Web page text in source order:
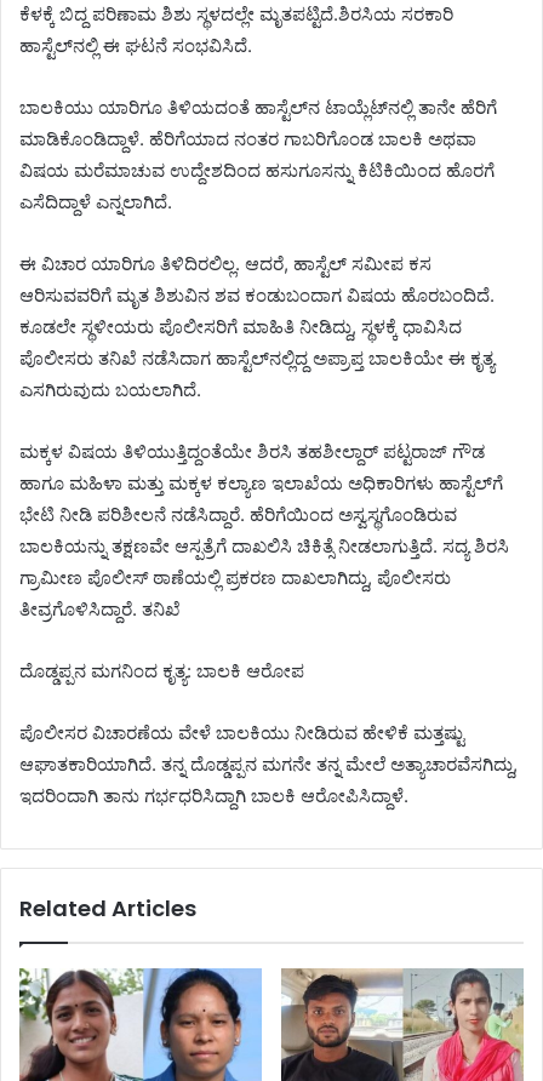
ಕೆಳಕ್ಕೆ ಬಿದ್ದ ಪರಿಣಾಮ ಶಿಶು ಸ್ಥಳದಲ್ಲೇ ಮೃತಪಟ್ಟಿದೆ.ಶಿರಸಿಯ ಸರಕಾರಿ
ಹಾಸ್ಟೆಲ್‌ನಲ್ಲಿ ಈ ಘಟನೆ ಸಂಭವಿಸಿದೆ.
ಬಾಲಕಿಯು ಯಾರಿಗೂ ತಿಳಿಯದಂತೆ ಹಾಸ್ಟೆಲ್‌ನ ಟಾಯ್ಲೆಟ್‌ನಲ್ಲಿ ತಾನೇ ಹೆರಿಗೆ
ಮಾಡಿಕೊಂಡಿದ್ದಾಳೆ. ಹೆರಿಗೆಯಾದ ನಂತರ ಗಾಬರಿಗೊಂಡ ಬಾಲಕಿ ಅಥವಾ
ವಿಷಯ ಮರೆಮಾಚುವ ಉದ್ದೇಶದಿಂದ ಹಸುಗೂಸನ್ನು ಕಿಟಿಕಿಯಿಂದ ಹೊರಗೆ
ಎಸೆದಿದ್ದಾಳೆ ಎನ್ನಲಾಗಿದೆ.
ಈ ವಿಚಾರ ಯಾರಿಗೂ ತಿಳಿದಿರಲಿಲ್ಲ. ಆದರೆ, ಹಾಸ್ಟೆಲ್ ಸಮೀಪ ಕಸ
ಆರಿಸುವವರಿಗೆ ಮೃತ ಶಿಶುವಿನ ಶವ ಕಂಡುಬಂದಾಗ ವಿಷಯ ಹೊರಬಂದಿದೆ.
ಕೂಡಲೇ ಸ್ಥಳೀಯರು ಪೊಲೀಸರಿಗೆ ಮಾಹಿತಿ ನೀಡಿದ್ದು, ಸ್ಥಳಕ್ಕೆ ಧಾವಿಸಿದ
ಪೊಲೀಸರು ತನಿಖೆ ನಡೆಸಿದಾಗ ಹಾಸ್ಟೆಲ್‌ನಲ್ಲಿದ್ದ ಅಪ್ರಾಪ್ತ ಬಾಲಕಿಯೇ ಈ ಕೃತ್ಯ
ಎಸಗಿರುವುದು ಬಯಲಾಗಿದೆ.
ಮಕ್ಕಳ ವಿಷಯ ತಿಳಿಯುತ್ತಿದ್ದಂತೆಯೇ ಶಿರಸಿ ತಹಶೀಲ್ದಾ‌ರ್ ಪಟ್ಟರಾಜ್ ಗೌಡ
ಹಾಗೂ ಮಹಿಳಾ ಮತ್ತು ಮಕ್ಕಳ ಕಲ್ಯಾಣ ಇಲಾಖೆಯ ಅಧಿಕಾರಿಗಳು ಹಾಸ್ಟೆಲ್‌ಗೆ
ಭೇಟಿ ನೀಡಿ ಪರಿಶೀಲನೆ ನಡೆಸಿದ್ದಾರೆ. ಹೆರಿಗೆಯಿಂದ ಅಸ್ವಸ್ಥಗೊಂಡಿರುವ
ಬಾಲಕಿಯನ್ನು ತಕ್ಷಣವೇ ಆಸ್ಪತ್ರೆಗೆ ದಾಖಲಿಸಿ ಚಿಕಿತ್ಸೆ ನೀಡಲಾಗುತ್ತಿದೆ. ಸದ್ಯ ಶಿರಸಿ
ಗ್ರಾಮೀಣ ಪೊಲೀಸ್ ಠಾಣೆಯಲ್ಲಿ ಪ್ರಕರಣ ದಾಖಲಾಗಿದ್ದು, ಪೊಲೀಸರು
ತೀವ್ರಗೊಳಿಸಿದ್ದಾರೆ. ತನಿಖೆ
ದೊಡ್ಡಪ್ಪನ ಮಗನಿಂದ ಕೃತ್ಯ: ಬಾಲಕಿ ಆರೋಪ
ಪೊಲೀಸರ ವಿಚಾರಣೆಯ ವೇಳೆ ಬಾಲಕಿಯು ನೀಡಿರುವ ಹೇಳಿಕೆ ಮತ್ತಷ್ಟು
ಆಘಾತಕಾರಿಯಾಗಿದೆ. ತನ್ನ ದೊಡ್ಡಪ್ಪನ ಮಗನೇ ತನ್ನ ಮೇಲೆ ಅತ್ಯಾಚಾರವೆಸಗಿದ್ದು,
ಇದರಿಂದಾಗಿ ತಾನು ಗರ್ಭಧರಿಸಿದ್ದಾಗಿ ಬಾಲಕಿ ಆರೋಪಿಸಿದ್ದಾಳೆ.
Related Articles